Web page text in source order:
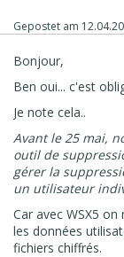
compter du 25
fonction de ces
d'événement
sélectionnée.
pas les rapports
Action: Veuillez
des données et
Avant le 25 mai,
outil de
gérer la
un utilisateur
site) à partir de
Gepostet am
Bonjour,
Ben oui... c'est
Je note cela..
Avant le 25 mai,
outil de
gérer la
un utilisateur
Car avec WSX5
les données
fichiers chiffrés.